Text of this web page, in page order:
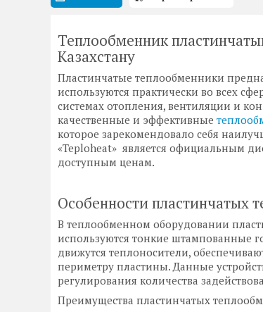
Теплообменник
Казахстану
Пластинчатые теплообменники
используются практически во всех
системах отопления, вентиляции и
качественные и эффективные
которое зарекомендовало себя
«Teploheat» является официальным
доступным ценам.
Особенности пластинчатых
В теплообменном оборудовании
используются тонкие штампованные
движутся теплоносители,
периметру пластины. Данные
регулирования количества
Преимущества пластинчатых